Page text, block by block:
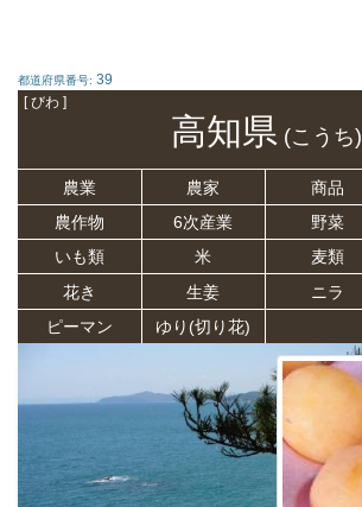
都道府県番号: 39
[ びわ ]
高知県(こうち)
農業 農家 商品
農作物
6次産業 野菜
いも類
米 麦類
花き
生姜 ニラ
ピーマン
ゆり(切り花)